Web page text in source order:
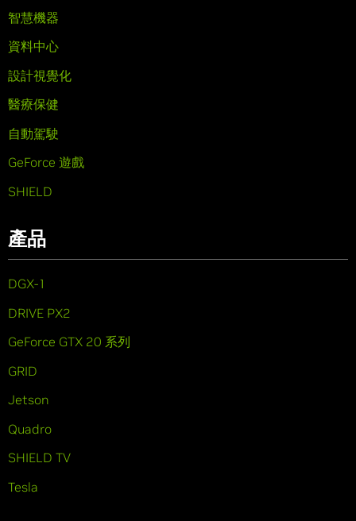
智慧機器
資料中心
設計視覺化
醫療保健
自動駕駛
GeForce 遊戲
SHIELD
產品
DGX-1
DRIVE PX2
GeForce GTX 20 系列
GRID
Jetson
Quadro
SHIELD TV
Tesla